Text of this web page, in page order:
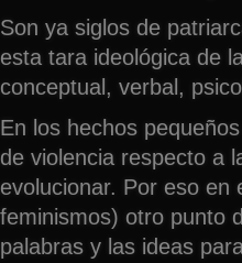
Son ya siglos de
esta tara ideológica de
conceptual, verbal,
En los hechos
de violencia respecto a
evolucionar. Por eso en
feminismos) otro punto
palabras y las ideas